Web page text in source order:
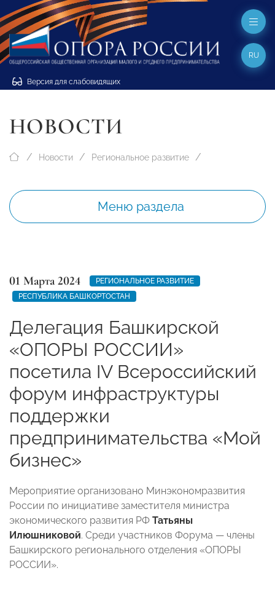
Версия для слабовидящих
RU
НОВОСТИ
Новости Региональное развитие
Меню раздела
01 Марта 2024
РЕГИОНАЛЬНОЕ РАЗВИТИЕ
РЕСПУБЛИКА БАШКОРТОСТАН
Делегация Башкирской
«ОПОРЫ РОССИИ»
посетила IV Всероссийский
форум инфраструктуры
поддержки
предпринимательства «Мой
бизнес»
Мероприятие организовано Минэкономразвития
России по инициативе заместителя министра
экономического развития РФ Татьяны
Илюшниковой. Среди участников Форума — члены
Башкирского регионального отделения «ОПОРЫ
РОССИИ».